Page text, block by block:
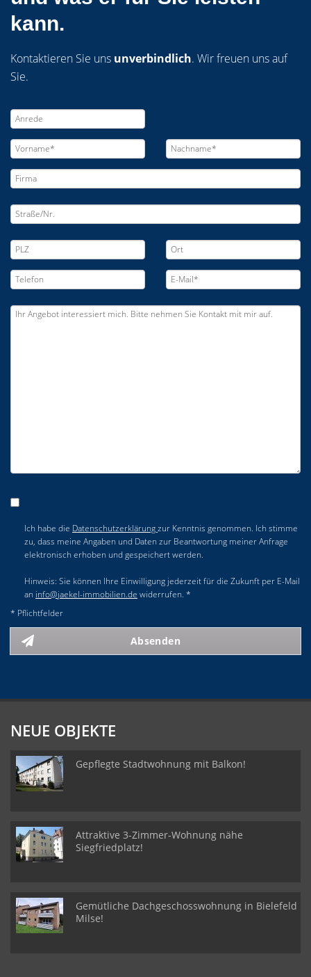
kann.
Kontaktieren Sie uns unverbindlich. Wir freuen uns auf
Sie.
Ich habe die Datenschutzerklärungzur Kenntnis genommen. Ich stimme
zu, dass meine Angaben und Daten zur Beantwortung meiner Anfrage
elektronisch erhoben und gespeichert werden.
Hinweis: Sie können Ihre Einwilligung jederzeit für die Zukunft per E-Mail
an info@jaekel-immobilien.de widerrufen. *
* Pflichtfelder
Absenden
NEUE OBJEKTE
Gepflegte Stadtwohnung mit Balkon!
Attraktive 3-Zimmer-Wohnung nähe
Siegfriedplatz!
Gemütliche Dachgeschosswohnung in Bielefeld
Milse!